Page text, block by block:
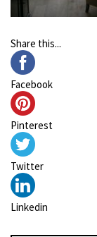
Share this...
Facebook
Pinterest
Twitter
Linkedin